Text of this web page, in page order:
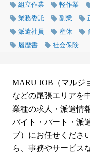
組立作業
軽作業
業務委託
副業
派遣社員
産休
履歴書
社会保険
MARU JOB（マルジ
などの尾張エリアを
業種の求人・派遣情
バイト・パート・派
ブ）にお任せくださ
ら、事務やサービス